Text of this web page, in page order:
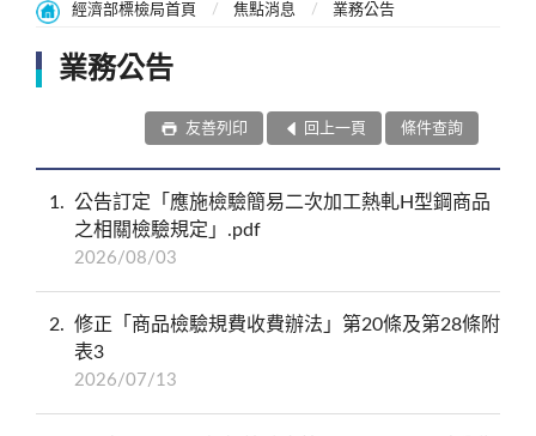
經濟部標檢局首頁 焦點消息 業務公告
業務公告
條件查詢
回上一頁
友善列印
1
公告訂定「應施檢驗簡易二次加工熱軋H型鋼商品
之相關檢驗規定」.pdf
2026/08/03
2
修正「商品檢驗規費收費辦法」第20條及第28條附
表3
2026/07/13